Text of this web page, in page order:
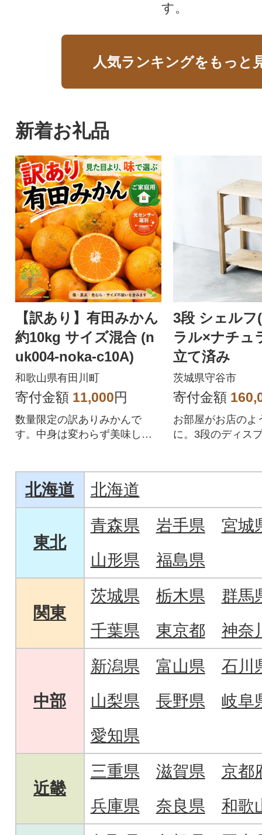
す。
人気ランキングをもっと
新着お礼品
【訳あり】有田みかん
約10kg サイズ混合 (n
uk004-noka-c10A)
和歌山県有田川町
寄付金額 11,000円
数量限定の訳ありみかんで
す。中身は変わらず美味しい
3段 シェルフ
ラル×ナチュ
立て済み
茨城県守谷市
寄付金額
お部屋がお店のよ
に。3段のディス
北海道 北海道
東北
青森県 岩手県
宮城
山形県
福島県
関東
茨城県 栃木県
群馬
千葉県
東京都 神奈
中部
新潟県 富山県
石川
山梨県
長野県
岐阜
愛知県
近畿
三重県 滋賀県
京都
兵庫県
奈良県
和歌